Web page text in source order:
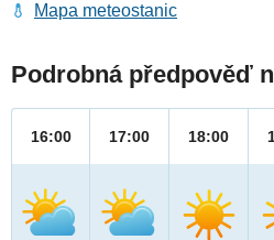
Mapa meteostanic
Podrobná předpověď
16:00 17:00 18:00